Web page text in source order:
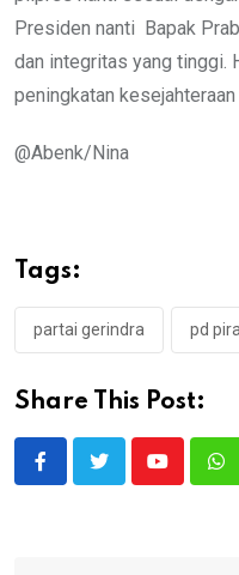
Presiden nanti Bapak
dan integritas yang tinggi.
peningkatan kesejahteraan
@Abenk/Nina
Tags:
partai gerindra pd
Share This Post:
Youtube